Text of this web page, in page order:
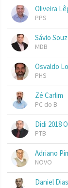
Oliveira
PPS
Sávio
MDB
Osvaldo
PHS
Zé Carlim
PC do B
Didi 2018
PTB
Adriano
NOVO
Daniel Dias